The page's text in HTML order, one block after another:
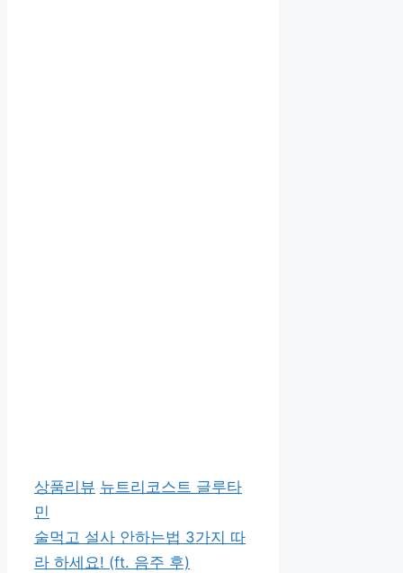
카
테
고
리
상품리뷰 태
뉴트리코스트 글루타
민
술먹고 설사 안하는법 3가지 따
라 하세요! (ft. 음주 후)